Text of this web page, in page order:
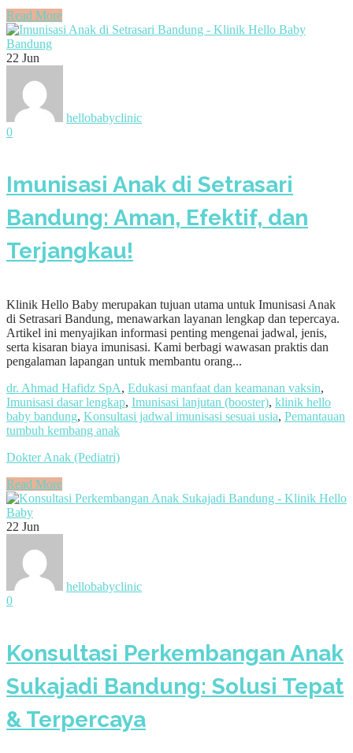
Read More
22 Jun
hellobabyclinic
0
Imunisasi Anak di Setrasari
Bandung: Aman, Efektif, dan
Terjangkau!
Klinik Hello Baby merupakan tujuan utama untuk Imunisasi Anak
di Setrasari Bandung, menawarkan layanan lengkap dan tepercaya.
Artikel ini menyajikan informasi penting mengenai jadwal, jenis,
serta kisaran biaya imunisasi. Kami berbagi wawasan praktis dan
pengalaman lapangan untuk membantu orang...
dr. Ahmad Hafidz SpA, Edukasi manfaat dan keamanan vaksin,
Imunisasi dasar lengkap, Imunisasi lanjutan (booster), klinik hello
baby bandung, Konsultasi jadwal imunisasi sesuai usia, Pemantauan
tumbuh kembang anak
Dokter Anak (Pediatri)
Read More
22 Jun
hellobabyclinic
0
Konsultasi Perkembangan Anak
Sukajadi Bandung: Solusi Tepat
& Terpercaya